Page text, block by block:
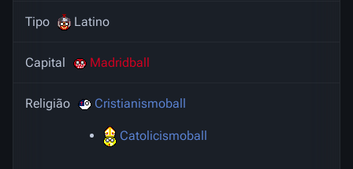
Tipo Latino
Capital Madridball
Religião Cristianismoball
Catolicismoball